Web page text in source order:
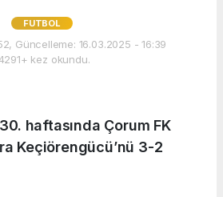
FUTBOL
Güncelleme: 16.03.2025 - 16:39
kez okundu.
haftasında Çorum FK
Keçiörengücü’nü 3-2